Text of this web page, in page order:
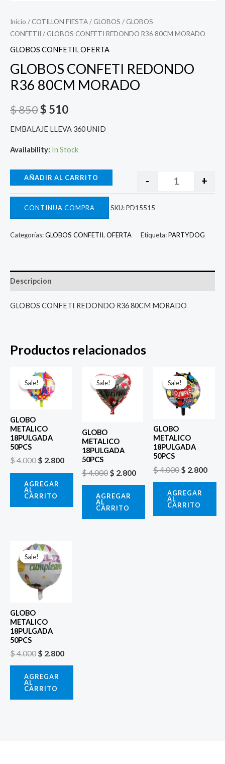
Inicio / COTILLON FIESTA/ GLOBOS / GLOBOS
CONFETII / GLOBOS CONFETI REDONDO R36 80CM MORADO
GLOBOS CONFETII, OFERTA
GLOBOS CONFETI REDONDO
R36 80CM MORADO
$850$ 510
EMBALAJE LLEVA 360 UNID
Availability: In Stock
- +
AÑADIR AL CARRITO
CONTINUA COMPRA SKU:PD15515
Categorías:GLOBOS CONFETII, OFERTA Etiqueta:PARTYDOG
Descripcion
GLOBOS CONFETI REDONDO R36 80CM MORADO
Productos relacionados
Sale!
Sale!
GLOBO
METALICO
18PULGADA
50PCS
$4.000
El
precio
original
era:
$ 2.800
AGREGAR
AL
CARRITO
Sale!
Sale!
GLOBO
METALICO
18PULGADA
50PCS
$4.000
precio
original
era:
$ 4.000.
$ 2.800
AGREGAR
AL
CARRITO
Sale!
Sale!
GLOBO
METALICO
18PULGADA
50PCS
$4.000
El
precio
original
era:
$ 4.000.
$ 2.800
AGREGAR
AL
CARRITO
Sale!
Sale!
GLOBO
METALICO
18PULGADA
50PCS
$4.000
El
precio
original
era:
$ 4.000.
$ 2.800
AGREGAR
AL
CARRITO